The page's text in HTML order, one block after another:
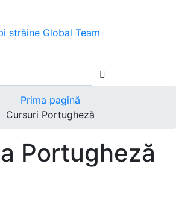
Portugheză
Prima pagină
Cursuri Portugheză